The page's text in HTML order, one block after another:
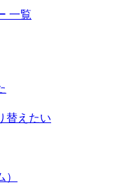
一覧
替えたい